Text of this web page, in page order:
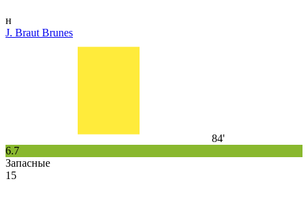
н
J. Braut Brunes
84'
6.7
Запасные
15